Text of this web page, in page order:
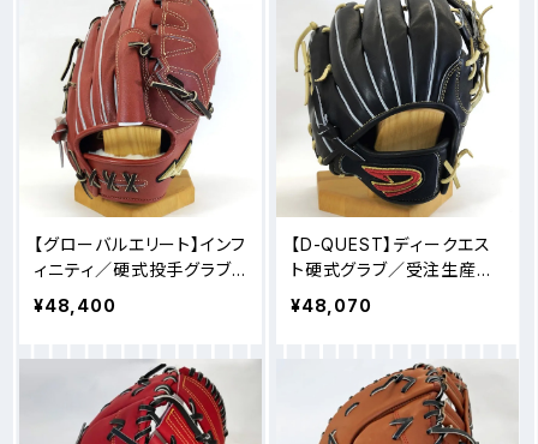
【グローバルエリート】インフ
ィニティ／硬式投手グラブ
／AXIモデル／1AJGH254
¥48,400
【D-QUEST】ディークエス
ト硬式グラブ／受注生産モ
デル／内野手
¥48,070